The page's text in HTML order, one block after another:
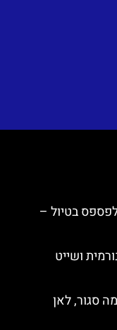
לפספס בטיול –
ושייט
סגור, לאן